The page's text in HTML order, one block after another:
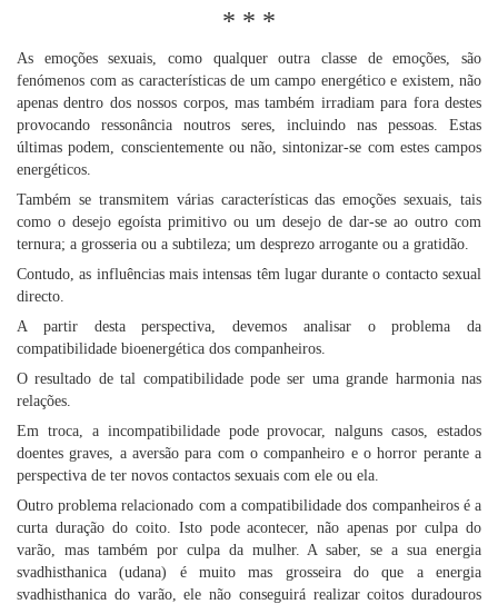
* * *
As emoções sexuais, como qualquer outra classe de emoções, são
fenómenos com as características de um campo energético e existem, não
apenas dentro dos nossos corpos, mas também irradiam para fora destes
provocando ressonância noutros seres, incluindo nas pessoas. Estas
últimas podem, conscientemente ou não, sintonizar-se com estes campos
energéticos.
Também se transmitem várias características das emoções sexuais, tais
como o desejo egoísta primitivo ou um desejo de dar-se ao outro com
ternura; a grosseria ou a subtileza; um desprezo arrogante ou a gratidão.
Contudo, as influências mais intensas têm lugar durante o contacto sexual
directo.
A partir desta perspectiva, devemos analisar o problema da
compatibilidade bioenergética dos companheiros.
O resultado de tal compatibilidade pode ser uma grande harmonia nas
relações.
Em troca, a incompatibilidade pode provocar, nalguns casos, estados
doentes graves, a aversão para com o companheiro e o horror perante a
perspectiva de ter novos contactos sexuais com ele ou ela.
Outro problema relacionado com a compatibilidade dos companheiros é a
curta duração do coito. Isto pode acontecer, não apenas por culpa do
varão, mas também por culpa da mulher. A saber, se a sua energia
svadhisthanica (udana) é muito mas grosseira do que a energia
svadhisthanica do varão, ele não conseguirá realizar coitos duradouros